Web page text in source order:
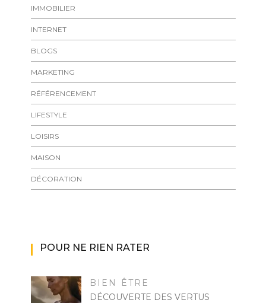
IMMOBILIER
INTERNET
BLOGS
MARKETING
RÉFÉRENCEMENT
LIFESTYLE
LOISIRS
MAISON
DÉCORATION
POUR NE RIEN RATER
BIEN ÊTRE
DÉCOUVERTE DES VERTUS